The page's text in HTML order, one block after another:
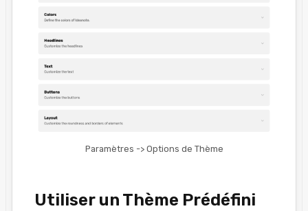
Paramètres -> Options de Thème
Utiliser un Thème Prédéfini